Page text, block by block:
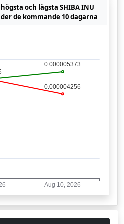
och lägsta SHIBA INU
de kommande 10 dagarna